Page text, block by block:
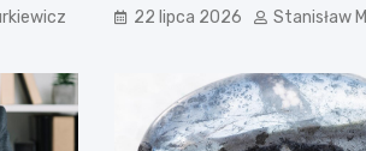
22 lipca 2026 Stanisław